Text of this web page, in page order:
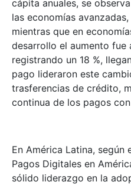
cápita anuales, se
las economías
mientras que en
desarrollo el aumento fue
registrando un 18 %,
pago lideraron este
trasferencias de crédito,
continua de los pagos
En América Latina, según
Pagos Digitales en
sólido liderazgo en la